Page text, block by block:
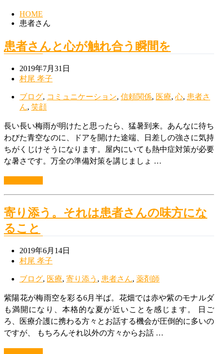
HOME
患者さん
患者さんと心が触れ合う瞬間を
2019年7月31日
村尾 孝子
ブログ, コミュニケーション, 信頼関係, 医療, 心, 患者さ
ん, 笑顔
長い長い梅雨が明けたと思ったら、猛暑到来。あんなに待ち
わびた青空なのに、ドアを開けた途端、日差しの強さに気持
ちがくじけそうになります。屋内にいても熱中症対策が必要
な暑さです。万全の準備対策を講じましょ …
寄り添う。それは患者さんの味方にな
ること
2019年6月14日
村尾 孝子
ブログ, 医療, 寄り添う , 患者さん, 薬剤師
紫陽花が梅雨空を彩る6月半ば。花畑では赤や紫のモナルダ
も満開になり、本格的な夏が近いことを感じます。 日ご
ろ、医療介護に携わる方々とお話する機会が圧倒的に多いの
ですが、 もちろんそれ以外の方々からお話 …